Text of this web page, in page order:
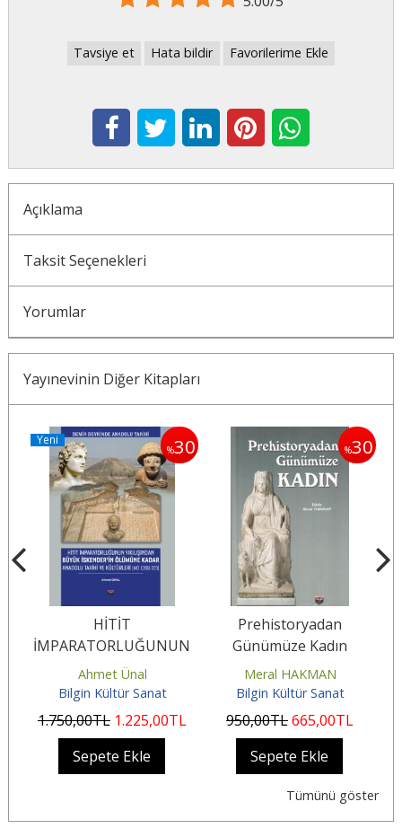
Tavsiye et Hata bildir Favorilerime Ekle
Açıklama
Taksit Seçenekleri
Yorumlar
Yayınevinin Diğer Kitapları
%30
Yeni
HİTİT
İMPARATORLUĞUNUN
YIKILIŞINDAN BÜYÜK
İSKENDER’İN ÖLÜMÜNE
KADAR...
Ahmet Ünal
Bilgin Kültür Sanat
1.750,00TL 1.225,00TL
Sepete Ekle
%30
Prehistoryadan
Günümüze Kadın
Meral HAKMAN
Bilgin Kültür Sanat
950,00TL665,00TL
Sepete Ekle
Tümünü göster